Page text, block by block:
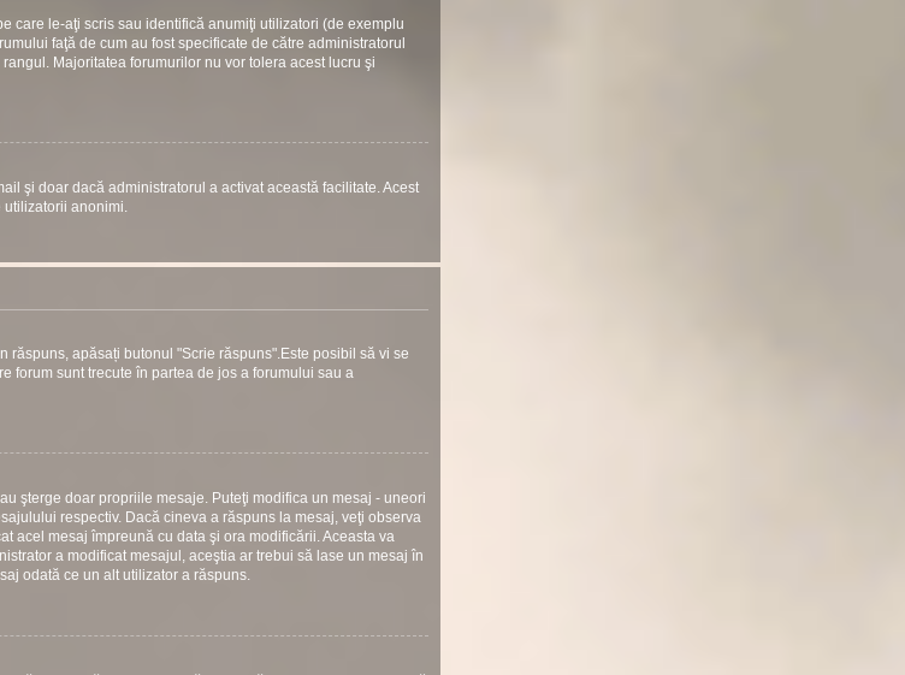
care le-aţi scris sau identifică anumiţi utilizatori (de exemplu
faţă de cum au fost specificate de către administratorul
Majoritatea forumurilor nu vor tolera acest lucru şi
şi doar dacă administratorul a activat această facilitate. Acest
utilizatorii anonimi.
răspuns, apăsați butonul "Scrie răspuns".Este posibil să vi se
forum sunt trecute în partea de jos a forumului sau a
şterge doar propriile mesaje. Puteţi modifica un mesaj - uneori
respectiv. Dacă cineva a răspuns la mesaj, veţi observa
acel mesaj împreună cu data şi ora modificării. Aceasta va
a modificat mesajul, aceştia ar trebui să lase un mesaj în
odată ce un alt utilizator a răspuns.